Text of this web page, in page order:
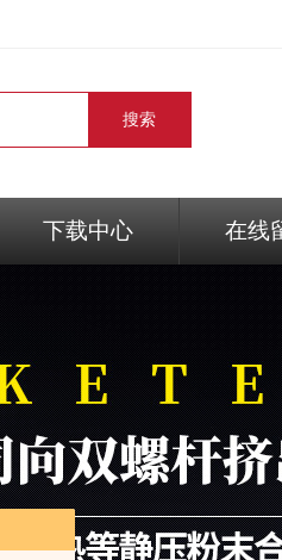
下载中心 在线